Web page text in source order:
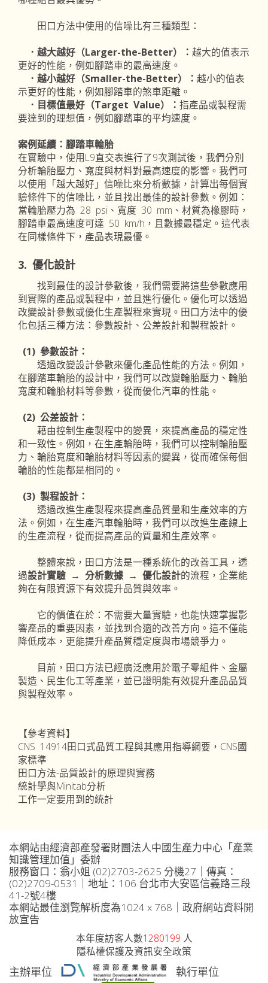
田口方法中使用的信噪比有三種類型：
．越大越好（Larger-the-Better）： 越大的值表示
更好的性能，例如腳踏車的最高速度。
．越小越好（Smaller-the-Better）： 越小的值表
示更好的性能，例如腳踏車的煞車距離。
．目標值最好（Target Value）： 指產品或製程需
要達到的理想值，例如腳踏車的平均速度。
案例延續：腳踏車輪胎
在實驗中，使用L9直交表進行了9次測試後，我們分別
分析輪胎壓力、寬度與材料對最高速度的影響。我們可
以使用「越大越好」信噪比來分析數據，計算出每個實
驗條件下的信噪比，並且找出最佳的設計參數。例如：
當輪胎壓力為 28 psi、寬度 30 mm、材質為橡膠時，
腳踏車最高速度可達 50 km/h，且數據最穩定。這代表
在同樣條件下，產品表現最優。
3. 優化設計
找到最佳的設計參數後，我們需要將這些參數應用
到實際的產品或製程中，並且進行優化。優化可以透過
改變設計參數或優化生產製程來實現。田口方法中的優
化包括三種方法：參數設計、公差設計和製程設計。
(1) 參數設計：
透過改變設計參數來優化產品性能的方法。例如，
在腳踏車輪胎的設計中，我們可以改變輪胎壓力、輪胎
寬度和輪胎材料等參數，從而優化汽車的性能。
(2) 公差設計：
藉由控制生產製程中的變異，來提高產品的穩定性
和一致性。例如，在生產輪胎時，我們可以控制輪胎壓
力、輪胎寬度和輪胎材料等因素的變異，從而確保每個
輪胎的性能都是相同的。
(3) 製程設計：
透過改進生產製程來提高產品質量和生產效率的方
法。例如，在生產汽車輪胎時，我們可以改進生產線上
的生產流程，從而提高產品的質量和生產效率。
整體來說，田口方法是一種系統化的改善工具，透
過設計實驗 → 分析數據 → 優化設計的流程，企業能
夠在有限資源下有效提升品質與效率。
它的價值在於：不需要大量實驗，也能快速掌握影
響產品的重要因素，並找到合適的改善方向。這不僅能
降低成本，更能提升產品質穩定度與市場競爭力。
目前，田口方法已經廣泛應用於電子零組件、金屬
製造、民生化工等產業，並已證明能有效提升產品品質
與製程效率。
【參考資料】
CNS 14914田口式品質工程與其應用指導綱要，CNS國
家標準
田口方法-品質設計的原理與實務
統計學與Minitab分析
工作一定要用到的統計
本網站由經濟部產發署財團法人中國生產力中心「產業
知識管理加值」委辦
服務窗口：翁小姐 (02)2703-2625 分機27｜傳真：
(02)2709-0531｜地址：106 台北市大安區信義路三段
41-2號4樓
本網站最佳瀏覽解析度為1024 x 768｜政府網站資料開
放宣告
本年度訪客人數1280199 人
隱私權保護及資訊安全政策
主辦單位 執行單位